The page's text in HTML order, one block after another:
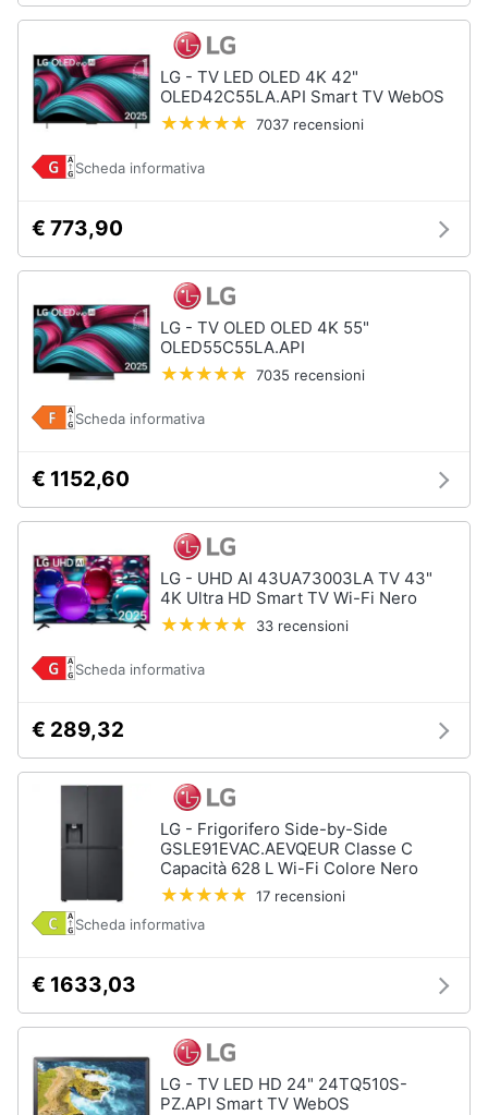
LG - TV LED OLED 4K 42"
OLED42C55LA.API Smart TV WebOS
7037 recensioni
Scheda informativa
€ 773,90
LG - TV OLED OLED 4K 55"
OLED55C55LA.API
7035 recensioni
Scheda informativa
€ 1152,60
LG - UHD AI 43UA73003LA TV 43"
4K Ultra HD Smart TV Wi-Fi Nero
33 recensioni
Scheda informativa
€ 289,32
LG - Frigorifero Side-by-Side
GSLE91EVAC.AEVQEUR Classe C
Capacità 628 L Wi-Fi Colore Nero
17 recensioni
Scheda informativa
€ 1633,03
LG - TV LED HD 24" 24TQ510S-
PZ.API Smart TV WebOS